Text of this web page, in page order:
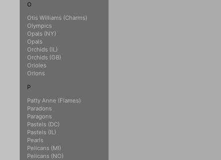
O
Otis Williams (Charms)
Olympics
Opals (NY)
Opals
Orchids (IL)
Orchids (GB)
Orioles
Orlons
P
Patty Anne (Flames)
Paradons
Paragons
Pastels (DC)
Pastels (IL)
Pearls
Pelicans (MI)
Pelicans (NO)